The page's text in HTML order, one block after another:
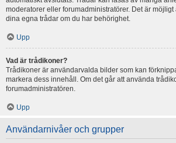
moderatorer eller forumadministratörer. Det är
dina egna trådar om du har behörighet.
Upp
Vad är trådikoner?
Trådikoner är användarvalda bilder som kan
markera dess innehåll. Om det går att använda
forumadministratören.
Upp
Användarnivåer och grupper